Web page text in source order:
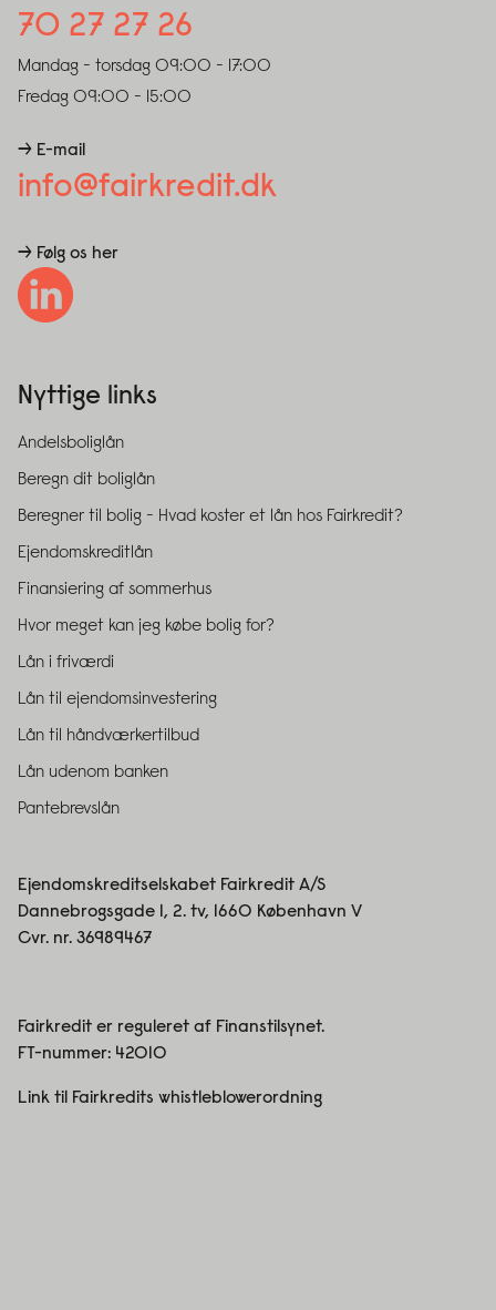
70 27 27 26
Mandag - torsdag 09:00 - 17:00
Fredag 09:00 - 15:00
→ E-mail
info@fairkredit.dk
→ Følg os her
Nyttige links
Andelsboliglån
Beregn dit boliglån
Beregner til bolig - Hvad koster et lån hos Fairkredit?
Ejendomskreditlån
Finansiering af sommerhus
Hvor meget kan jeg købe bolig for?
Lån i friværdi
Lån til ejendomsinvestering
Lån til håndværkertilbud
Lån udenom banken
Pantebrevslån
Ejendomskreditselskabet Fairkredit A/S
Dannebrogsgade 1, 2. tv, 1660 København V
Cvr. nr. 36989467
Fairkredit er reguleret af Finanstilsynet.
FT-nummer: 42010
Link til Fairkredits whistleblowerordning